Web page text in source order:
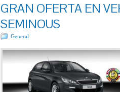
GRAN OFERTA EN
SEMINOUS
General